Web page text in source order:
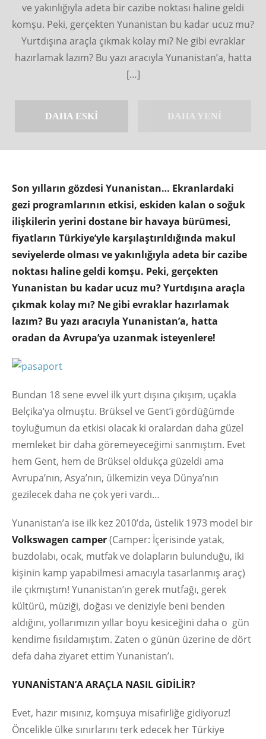
ve yakınlığıyla adeta bir cazibe noktası haline geldi
komşu. Peki, gerçekten Yunanistan bu kadar ucuz mu?
Yurtdışına araçla çıkmak kolay mı? Ne gibi evraklar
hazırlamak lazım? Bu yazı aracıyla Yunanistan’a, hatta
[…]
DAHA ESKI DAHA YENI
Son yılların gözdesi Yunanistan… Ekranlardaki
gezi programlarının etkisi, eskiden kalan o soğuk
ilişkilerin yerini dostane bir havaya bürümesi,
fiyatların Türkiye’yle karşılaştırıldığında makul
seviyelerde olması ve yakınlığıyla adeta bir cazibe
noktası haline geldi komşu. Peki, gerçekten
Yunanistan bu kadar ucuz mu? Yurtdışına araçla
çıkmak kolay mı? Ne gibi evraklar hazırlamak
lazım? Bu yazı aracıyla Yunanistan’a, hatta
oradan da Avrupa’ya uzanmak isteyenlere!
Bundan 18 sene evvel ilk yurt dışına çıkışım, uçakla
Belçika’ya olmuştu. Brüksel ve Gent’i gördüğümde
toyluğumun da etkisi olacak ki oralardan daha güzel
memleket bir daha göremeyeceğimi sanmıştım. Evet
hem Gent, hem de Brüksel oldukça güzeldi ama
Avrupa’nın, Asya’nın, ülkemizin veya Dünya’nın
gezilecek daha ne çok yeri vardı…
Yunanistan’a ise ilk kez 2010’da, üstelik 1973 model bir
Volkswagen camper(Camper: İçerisinde yatak,
buzdolabı, ocak, mutfak ve dolapların bulunduğu, iki
kişinin kamp yapabilmesi amacıyla tasarlanmış araç)
ile çıkmıştım! Yunanistan’ın gerek mutfağı, gerek
kültürü, müziği, doğası ve deniziyle beni benden
aldığını, yollarımızın yıllar boyu kesiceğini daha o gün
kendime fısıldamıştım. Zaten o günün üzerine de dört
defa daha ziyaret ettim Yunanistan’ı.
YUNANİSTAN’A ARAÇLA NASIL GİDİLİR?
Evet, hazır mısınız, komşuya misafirliğe gidiyoruz!
Öncelikle ülke sınırlarını terk edecek her Türkiye